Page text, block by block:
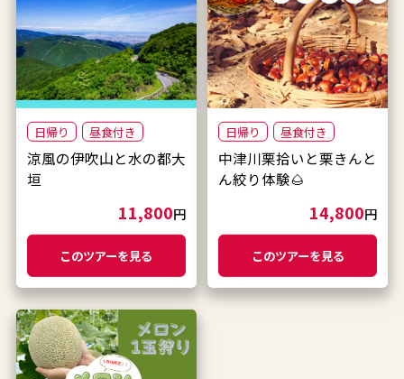
日帰り 昼食付き
涼風の伊吹山と水の都大
垣
11,800円
このツアーを見る
日帰り 昼食付き
中津川栗拾いと栗きんと
ん絞り体験🌰
14,800円
このツアーを見る